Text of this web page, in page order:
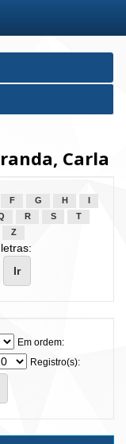
Carla
F G H
R S
T
Z
Em ordem:
Registro(s):